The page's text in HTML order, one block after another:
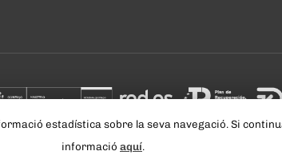
Política de Privacitat ·
estadística sobre la seva navegació. Si
informació aquí.